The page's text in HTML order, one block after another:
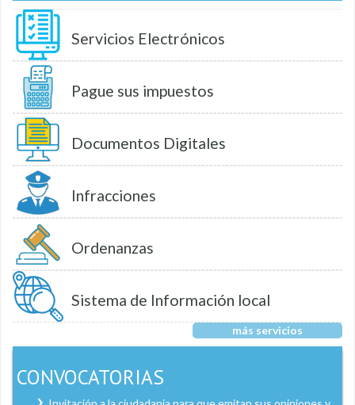
Servicios Electrónicos
Pague sus impuestos
Documentos Digitales
Infracciones
Ordenanzas
Sistema de Información local
más servicios
CONVOCATORIAS